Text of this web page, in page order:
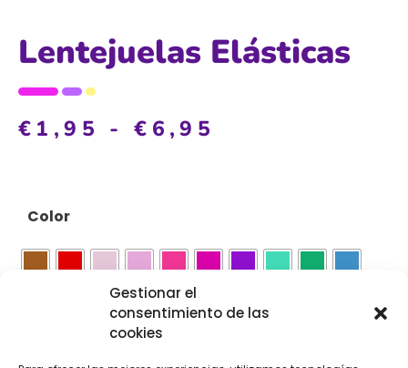
Gestionar el
consentimiento de las
cookies
Lentejuelas Elásticas
€ 1,95 - € 6,95
Color